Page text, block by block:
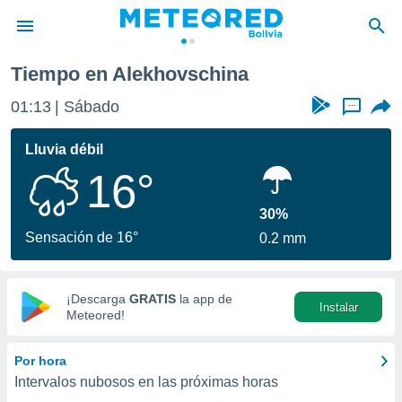
de
ha
para
que se
calidad.
a este
las
y
digital
basada
Tiempo en Alekhovschina
01:13 Sábado ...
Lluvia débil
16°
Sensación de 16°
30%
0.2 mm
¡Descarga GRATIS la app de
Meteored!
Instalar
Por hora
Intervalos nubosos en las próximas horas